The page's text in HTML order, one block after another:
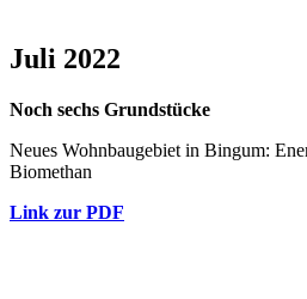
Juli 2022
Noch sechs Grundstücke
Neues Wohnbaugebiet in Bingum:
Biomethan
Link zur PDF